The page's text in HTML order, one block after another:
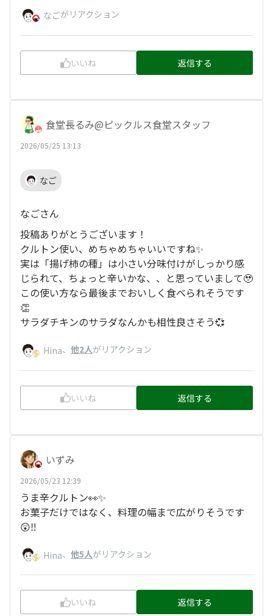
なごがリアクション
いいね 返信する
食堂長るみ@ピックルス食堂スタッフ
2026/05/25 13:13
なご
なごさん
投稿ありがとうございます！
クルトン使い、めちゃめちゃいいですね✨
実は「揚げ柿の種」は小さい分味付けがしっかり感
じられて、ちょっと辛いかな、、と思っていまして🥹
この使い方なら最後までおいしく食べられそうです
👏
サラダチキンのサラダなんかも相性良さそう💞
Hina、 他2人がリアクション
いいね 返信する
いずみ
2026/05/23 12:39
うま辛クルトン👀✨
お菓子だけではなく、料理の幅まで広がりそうです
😲‼️
Hina、 他5人がリアクション
いいね 返信する